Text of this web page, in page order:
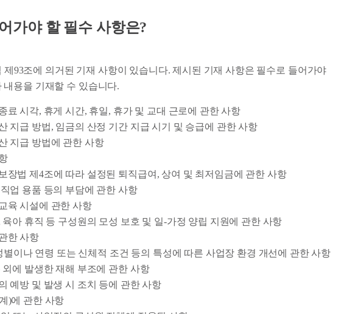
가야 할 필수 사항은?
93조에 의거된 기재 사항이 있습니다. 제시된 기재 사항은 필수로 들어가야
용을 기재할 수 있습니다.
료 시각, 휴게 시간, 휴일, 휴가 및 교대 근로에 관한 사항
지급 방법, 임금의 산정 기간 지급 시기 및 승급에 관한 사항
지급 방법에 관한 사항
장법 제4조에 따라 설정된 퇴직급여, 상여 및 최저임금에 관한 사항
업 용품 등의 부담에 관한 사항
육 시설에 관한 사항
육아 휴직 등 구성원의 모성 보호 및 일-가정 양립 지원에 관한 사항
한 사항
별이나 연령 또는 신체적 조건 등의 특성에 따른 사업장 환경 개선에 관한 사항
외에 발생한 재해 부조에 관한 사항
예방 및 발생 시 조치 등에 관한 사항
)에 관한 사항